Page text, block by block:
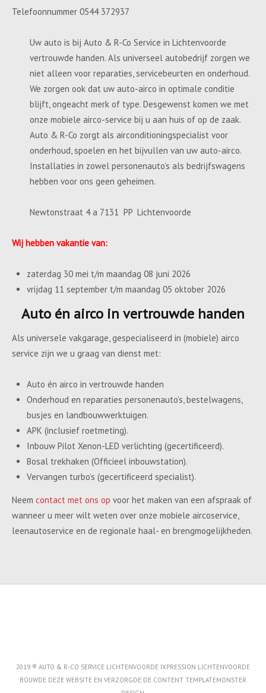
Telefoonnummer 0544 372937
Uw auto is bij Auto & R-Co Service in Lichtenvoorde
vertrouwde handen. Als universeel autobedrijf zorgen we
niet alleen voor reparaties, servicebeurten en onderhoud.
We zorgen ook dat uw auto-airco in optimale conditie
blijft, ongeacht merk of type. Desgewenst komen we met
onze mobiele airco-service bij u aan huis of op de zaak.
Auto & R-Co zorgt als airconditioningspecialist voor
onderhoud, spoelen en het bijvullen van uw auto-airco.
Installaties in zowel personenauto’s als bedrijfswagens
hebben voor ons geen geheimen.
Newtonstraat 4 a 7131 PP Lichtenvoorde
Wij hebben vakantie van:
zaterdag 30 mei t/m maandag 08 juni 2026
vrijdag 11 september t/m maandag 05 oktober 2026
Auto én airco in vertrouwde handen
Als universele vakgarage, gespecialiseerd in (mobiele) airco
service zijn we u graag van dienst met:
Auto én airco in vertrouwde handen
Onderhoud en reparaties personenauto’s, bestelwagens,
busjes en landbouwwerktuigen.
APK (inclusief roetmeting).
Inbouw Pilot Xenon-LED verlichting (gecertificeerd).
Bosal trekhaken (Officieel inbouwstation).
Vervangen turbo’s (gecertificeerd specialist).
Neem contact met ons op voor het maken van een afspraak of
wanneer u meer wilt weten over onze mobiele aircoservice,
leenautoservice en de regionale haal- en brengmogelijkheden.
2019 ® AUTO & R-CO SERVICE LICHTENVOORDE IXPRESSION LICHTENVOORDE
BOUWDE DEZE WEBSITE EN VERZORGDE DE CONTENT TEMPLATEMONSTER